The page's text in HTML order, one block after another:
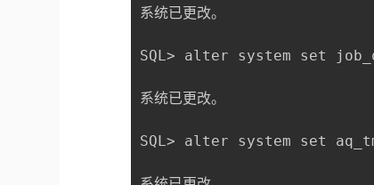
系统已更改。
SQL> alter system set
系统已更改。
SQL> alter system set